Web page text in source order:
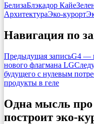
БелизаБлэкадор Кайе
АрхитектураЭко-курорт
Навигация по
Предыдущая записьG4 —
нового флагмана LG
будущего с нулевым
продукты в геле
Одна мысль
построит эко-